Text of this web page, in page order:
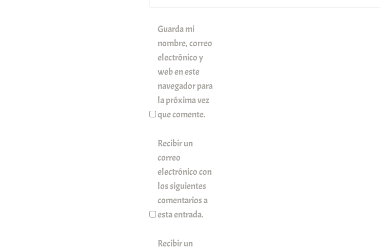
Guarda mi
nombre, correo
electrónico y
web en este
navegador para
la próxima vez
que comente.
Recibir un
correo
electrónico con
los siguientes
comentarios a
esta entrada.
Recibir un